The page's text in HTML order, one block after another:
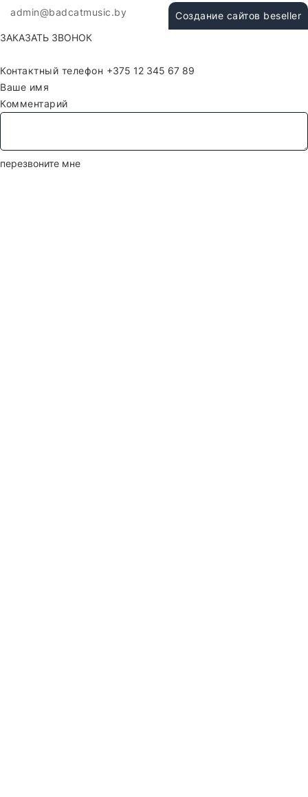
admin@badcatmusic.by
Создание сайтов beseller
ЗАКАЗАТЬ ЗВОНОК
Контактный телефон
Ваше имя
Комментарий
перезвоните мне